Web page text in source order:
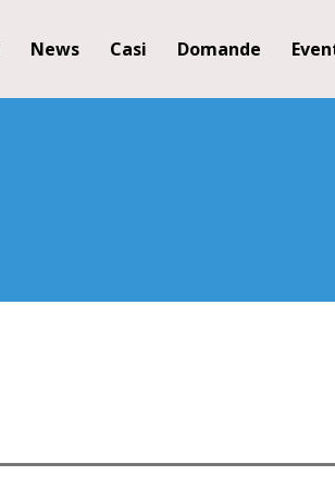
News Casi Domande